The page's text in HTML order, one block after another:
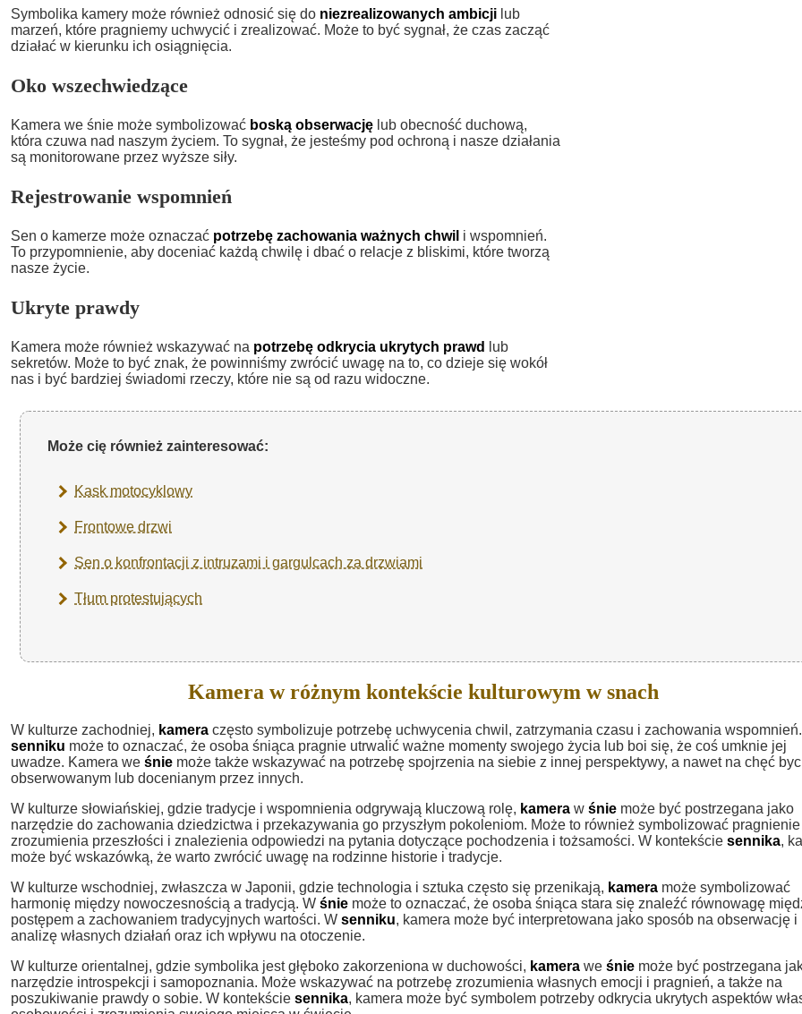
Symbolika kamery może również odnosić się do niezrealizowanych ambicji lub
marzeń, które pragniemy uchwycić i zrealizować. Może to być sygnał, że czas zacząć
działać w kierunku ich osiągnięcia.
Oko wszechwiedzące
Kamera we śnie może symbolizować boską obserwację lub obecność duchową,
która czuwa nad naszym życiem. To sygnał, że jesteśmy pod ochroną i nasze działania
są monitorowane przez wyższe siły.
Rejestrowanie wspomnień
Sen o kamerze może oznaczać potrzebę zachowania ważnych chwil i wspomnień.
To przypomnienie, aby doceniać każdą chwilę i dbać o relacje z bliskimi, które tworzą
nasze życie.
Ukryte prawdy
Kamera może również wskazywać na potrzebę odkrycia ukrytych prawd
lub
sekretów. Może to być znak, że powinniśmy zwrócić uwagę na to, co dzieje się wokół
nas i być bardziej świadomi rzeczy, które nie są od razu widoczne.
Może cię również zainteresować:
Kask motocyklowy
Frontowe drzwi
Sen o konfrontacji z intruzami i gargulcach za drzwiami
Tłum protestujących
Kamera w różnym kontekście kulturowym w snach
W kulturze zachodniej, kamera często symbolizuje potrzebę uchwycenia chwil, zatrzymania czasu i zachowania
senniku może to oznaczać, że osoba śniąca pragnie utrwalić ważne momenty swojego życia lub boi się, że coś umknie jej
uwadze. Kamera we śnie może także wskazywać na potrzebę spojrzenia na siebie z innej perspektywy, a nawet na chęć
obserwowanym lub docenianym przez innych.
W kulturze słowiańskiej, gdzie tradycje i wspomnienia odgrywają kluczową rolę, kamera w śnie może być postrzegana jako
narzędzie do zachowania dziedzictwa i przekazywania go przyszłym pokoleniom. Może to również symbolizować pragnienie
zrozumienia przeszłości i znalezienia odpowiedzi na pytania dotyczące pochodzenia i tożsamości. W kontekście sennika,
może być wskazówką, że warto zwrócić uwagę na rodzinne historie i tradycje.
W kulturze wschodniej, zwłaszcza w Japonii, gdzie technologia i sztuka często się przenikają, kamera może symbolizować
harmonię między nowoczesnością a tradycją. W śnie może to oznaczać, że osoba śniąca stara się znaleźć równowagę
postępem a zachowaniem tradycyjnych wartości. W senniku, kamera może być interpretowana jako sposób na obserwację i
analizę własnych działań oraz ich wpływu na otoczenie.
W kulturze orientalnej, gdzie symbolika jest głęboko zakorzeniona w duchowości, kamera we śnie może być postrzegana
narzędzie introspekcji i samopoznania. Może wskazywać na potrzebę zrozumienia własnych emocji i pragnień, a także na
poszukiwanie prawdy o sobie. W kontekście sennika, kamera może być symbolem potrzeby odkrycia ukrytych aspektów